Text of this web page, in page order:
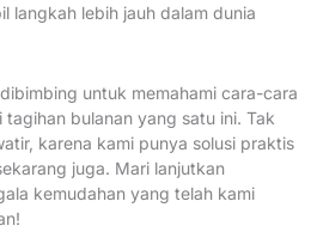
langkah lebih jauh dalam dunia
untuk memahami cara-cara
bulanan yang satu ini. Tak
karena kami punya solusi praktis
juga. Mari lanjutkan
kemudahan yang telah kami